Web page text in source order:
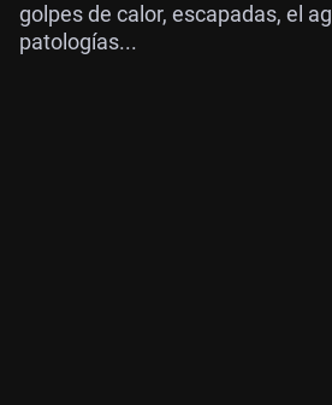
golpes de calor, escapadas, el
patologías...